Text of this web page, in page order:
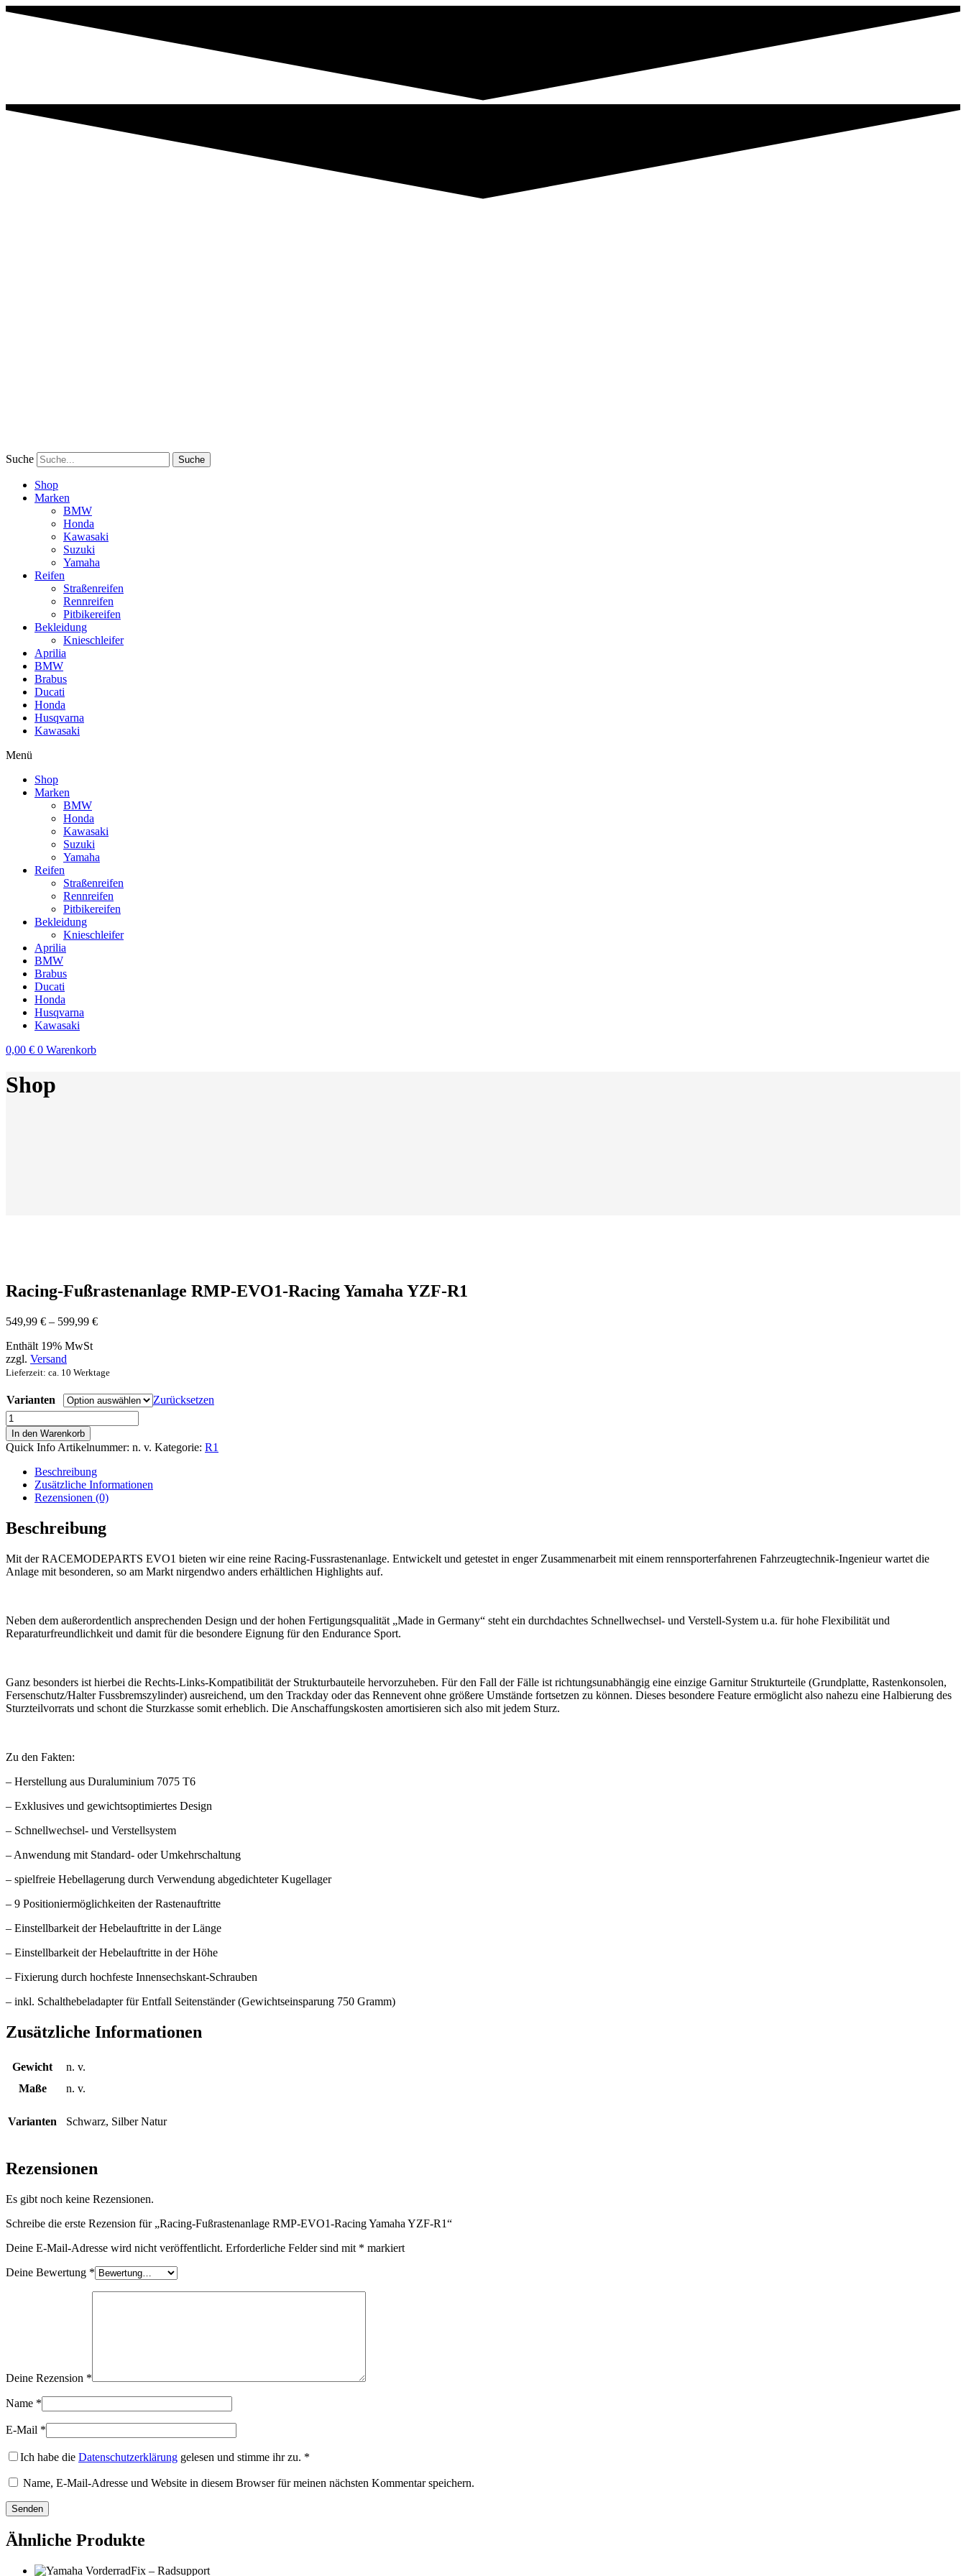
Suche Suche
Shop
Marken
BMW
Honda
Kawasaki
Suzuki
Yamaha
Reifen
Straßenreifen
Rennreifen
Pitbikereifen
Bekleidung
Knieschleifer
Aprilia
BMW
Brabus
Ducati
Honda
Husqvarna
Kawasaki
Menü
Shop
Marken
BMW
Honda
Kawasaki
Suzuki
Yamaha
Reifen
Straßenreifen
Rennreifen
Pitbikereifen
Bekleidung
Knieschleifer
Aprilia
BMW
Brabus
Ducati
Honda
Husqvarna
Kawasaki
0,00 € 0 Warenkorb
Shop
Racing-Fußrastenanlage RMP-EVO1-Racing Yamaha YZF-R1
549,99 € – 599,99 €Preisspanne:
Enthält 19% MwSt
zzgl. Versand
Lieferzeit: ca. 10 Werktage
Varianten
Zurücksetzen
Racing-
Fußrastenanlage
RMP-
EVO1-
Racing
Yamaha
YZF-
Menge
In den Warenkorb
Quick Info Artikelnummer: n. v. Kategorie: R1
Beschreibung
Zusätzliche Informationen
Rezensionen (0)
Beschreibung
Mit der RACEMODEPARTS EVO1 bieten wir eine reine Racing-Fussrastenanlage. Entwickelt und getestet in enger Zusammenarbeit mit einem rennsporterfahrenen Fahrzeugtechnik-Ingenieur wartet die
Anlage mit besonderen, so am Markt nirgendwo anders erhältlichen Highlights auf.
Neben dem außerordentlich ansprechenden Design und der hohen Fertigungsqualität „Made in Germany“ steht ein durchdachtes Schnellwechsel- und Verstell-System u.a. für hohe Flexibilität und
Reparaturfreundlichkeit und damit für die besondere Eignung für den Endurance Sport.
Ganz besonders ist hierbei die Rechts-Links-Kompatibilität der Strukturbauteile hervorzuheben. Für den Fall der Fälle ist richtungsunabhängig eine einzige Garnitur Strukturteile (Grundplatte, Rastenkonsolen,
Fersenschutz/Halter Fussbremszylinder) ausreichend, um den Trackday oder das Rennevent ohne größere Umstände fortsetzen zu können. Dieses besondere Feature ermöglicht also nahezu eine Halbierung des
Sturzteilvorrats und schont die Sturzkasse somit erheblich. Die Anschaffungskosten amortisieren sich also mit jedem Sturz.
Zu den Fakten:
– Herstellung aus Duraluminium 7075 T6
– Exklusives und gewichtsoptimiertes Design
– Schnellwechsel- und Verstellsystem
– Anwendung mit Standard- oder Umkehrschaltung
– spielfreie Hebellagerung durch Verwendung abgedichteter Kugellager
– 9 Positioniermöglichkeiten der Rastenauftritte
– Einstellbarkeit der Hebelauftritte in der Länge
– Einstellbarkeit der Hebelauftritte in der Höhe
– Fixierung durch hochfeste Innensechskant-Schrauben
– inkl. Schalthebeladapter für Entfall Seitenständer (Gewichtseinsparung 750 Gramm)
Zusätzliche Informationen
Gewicht
n. v.
Maße
n. v.
Varianten Schwarz, Silber Natur
Rezensionen
Es gibt noch keine Rezensionen.
Schreibe die erste Rezension für „Racing-Fußrastenanlage RMP-EVO1-Racing Yamaha YZF-R1“
Deine E-Mail-Adresse wird nicht veröffentlicht. Erforderliche Felder sind mit * markiert
Deine Bewertung *
Deine Rezension *
Name *
E-Mail *
Ich habe die Datenschutzerklärung gelesen und stimme ihr zu. *
Name, E-Mail-Adresse und Website in diesem Browser für meinen nächsten Kommentar speichern.
Ähnliche Produkte